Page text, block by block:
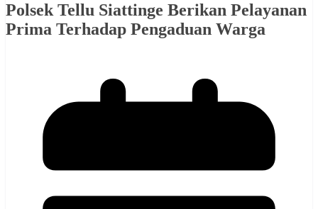
Polsek Tellu Siattinge Berikan Pelayanan
Prima Terhadap Pengaduan Warga